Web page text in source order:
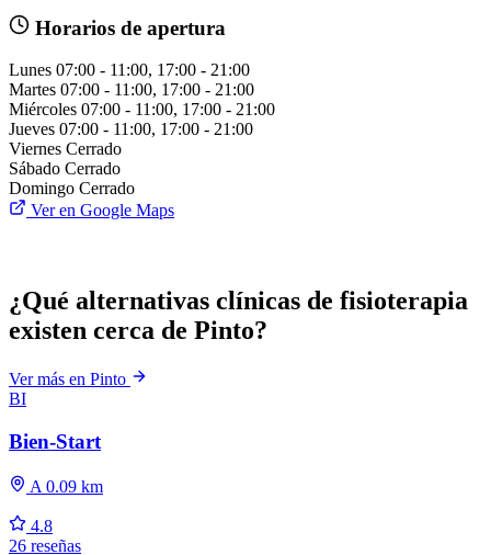
Horarios de apertura
Lunes 07:00 - 11:00, 17:00 - 21:00
Martes 07:00 - 11:00, 17:00 - 21:00
Miércoles 07:00 - 11:00, 17:00 - 21:00
Jueves 07:00 - 11:00, 17:00 - 21:00
Viernes Cerrado
Sábado Cerrado
Domingo Cerrado
Ver en Google Maps
¿Qué alternativas clínicas de fisioterapia
existen cerca de Pinto?
Ver más en Pinto
BI
Bien-Start
A 0.09 km
4.8
26 reseñas